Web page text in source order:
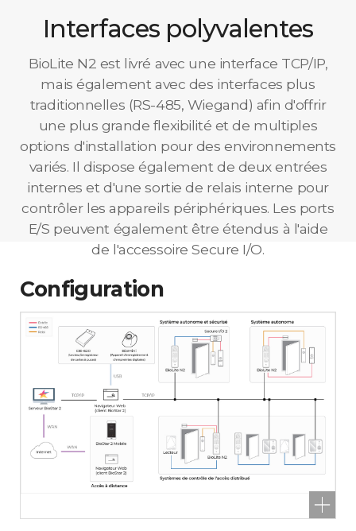
Interfaces polyvalentes
BioLite N2 est livré avec une interface TCP/IP,
mais également avec des interfaces plus
traditionnelles (RS-485, Wiegand) afin d'offrir
une plus grande flexibilité et de multiples
options d'installation pour des environnements
variés. Il dispose également de deux entrées
internes et d'une sortie de relais interne pour
contrôler les appareils périphériques. Les ports
E/S peuvent également être étendus à l'aide
de l'accessoire Secure I/O.
Configuration